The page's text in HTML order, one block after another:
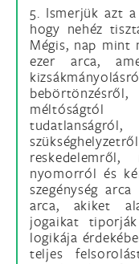
5. Ismerjük azt
hogy nehéz
Mégis, nap mint
ezer arca,
tudatlanságról,
res­ke­de­lem­ről,
nyomorról és
szegénység
arca, akiket
jogaikat
logikája
teljes